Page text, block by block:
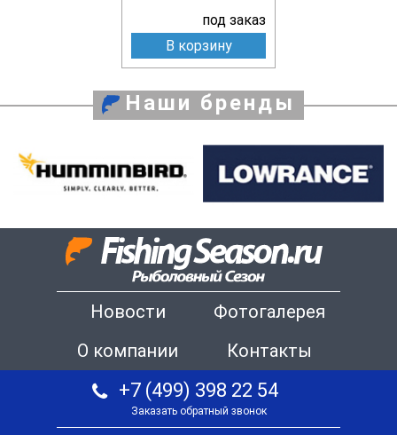
под заказ
В корзину
Наши бренды
Новости
Фотогалерея
О компании
Контакты
+7 (499) 398 22 54
Заказать обратный звонок